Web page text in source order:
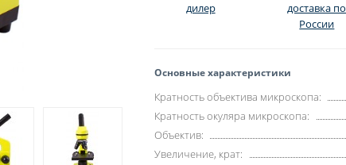
дилер
доставка по
России
Основные характеристики
Кратность объектива микроскопа:
Кратность окуляра микроскопа:
Объектив:
Увеличение, крат: